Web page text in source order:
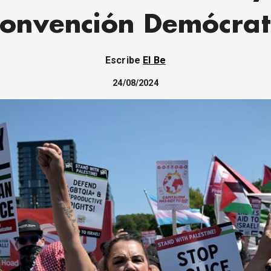
Escribe El Be
24/08/2024